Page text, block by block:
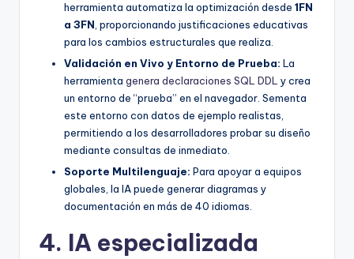
herramienta automatiza la optimización desde 1FN
a 3FN , proporcionando justificaciones educativas
para los cambios estructurales que realiza.
Validación en Vivo y Entorno de Prueba: La
herramienta genera declaraciones SQL DDL y crea
un entorno de “prueba” en el navegador. Sementa
este entorno con datos de ejemplo realistas,
permitiendo a los desarrolladores probar su diseño
mediante consultas de inmediato.
Soporte Multilenguaje: Para apoyar a equipos
globales, la IA puede generar diagramas y
documentación en más de 40 idiomas.
4. IA especializada